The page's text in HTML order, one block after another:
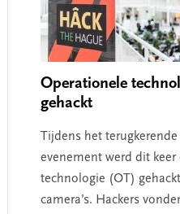
Operationele
gehackt
Tijdens het
evenement werd dit
technologie (OT)
camera’s. Hackers